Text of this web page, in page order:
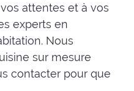
attentes et à vos
experts en
Nous
sur mesure
contacter pour que